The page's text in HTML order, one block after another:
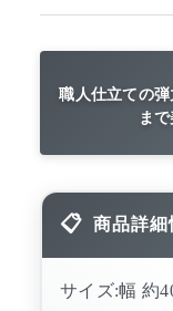
職人仕立ての
ま
商品詳細
サイズ:幅 約